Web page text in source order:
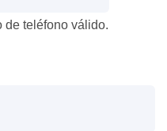
de teléfono válido.